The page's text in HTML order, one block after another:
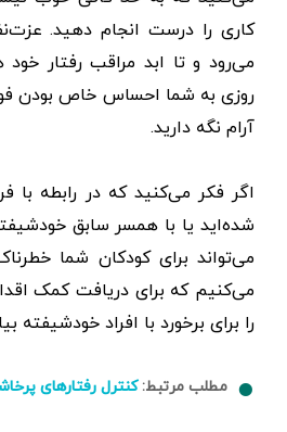
کاری را درست انجام دهید.
می‌رود و تا ابد مراقب رفتار
روزی به شما احساس خاص بودن
آرام نگه دارید.
اگر فکر می‌کنید که در رابطه با
شده‌اید یا با همسر سابق
می‌تواند برای کودکان شما
می‌کنیم که برای دریافت کمک
را برای برخورد با افراد خودشیفته
مطلب مرتبط:کنترل رفتارهای